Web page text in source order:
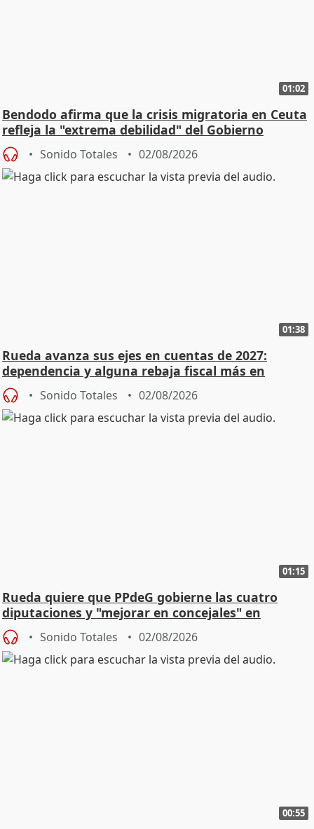
01:02
Bendodo afirma que la crisis migratoria en Ceuta
refleja la "extrema debilidad" del Gobierno
Sonido Totales 02/08/2026
01:38
Rueda avanza sus ejes en cuentas de 2027:
dependencia y alguna rebaja fiscal más en
vivienda
Sonido Totales 02/08/2026
01:15
Rueda quiere que PPdeG gobierne las cuatro
diputaciones y "mejorar en concejales" en
ciudades
Sonido Totales 02/08/2026
00:55